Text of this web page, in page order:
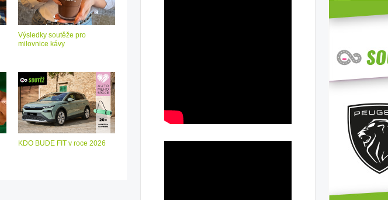
Výsledky soutěže pro
milovnice kávy
KDO BUDE FIT v roce 2026